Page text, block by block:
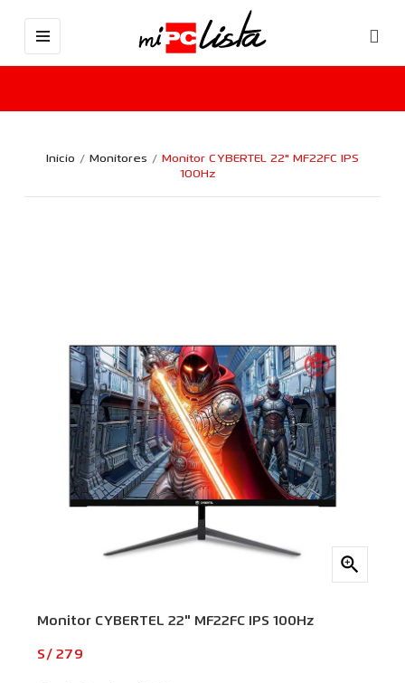
Inicio Monitores
Monitor CYBERTEL 22" MF22FC IPS
100Hz

Monitor CYBERTEL 22" MF22FC IPS 100Hz
S/ 279